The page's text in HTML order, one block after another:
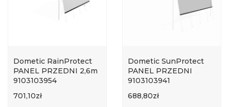
Dometic RainProtect
PANEL PRZEDNI 2,6m
9103103954
701,10zł
Dometic SunProtect
PANEL PRZEDNI
9103103941
688,80zł